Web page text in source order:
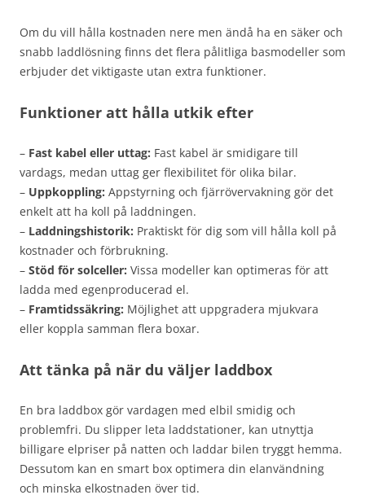
Om du vill hålla kostnaden nere men ändå ha en säker och
snabb laddlösning finns det flera pålitliga basmodeller som
erbjuder det viktigaste utan extra funktioner.
Funktioner att hålla utkik efter
– Fast kabel eller uttag: Fast kabel är smidigare till
vardags, medan uttag ger flexibilitet för olika bilar.
– Uppkoppling: Appstyrning och fjärrövervakning gör det
enkelt att ha koll på laddningen.
– Laddningshistorik: Praktiskt för dig som vill hålla koll på
kostnader och förbrukning.
– Stöd för solceller: Vissa modeller kan optimeras för att
ladda med egenproducerad el.
– Framtidssäkring: Möjlighet att uppgradera mjukvara
eller koppla samman flera boxar.
Att tänka på när du väljer laddbox
En bra laddbox gör vardagen med elbil smidig och
problemfri. Du slipper leta laddstationer, kan utnyttja
billigare elpriser på natten och laddar bilen tryggt hemma.
Dessutom kan en smart box optimera din elanvändning
och minska elkostnaden över tid.